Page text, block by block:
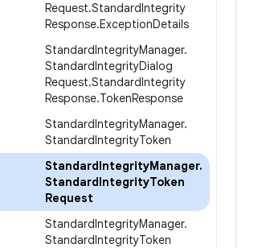
Request.StandardIntegrity
Response.ExceptionDetails
StandardIntegrityManager.
StandardIntegrityDialog
Request.StandardIntegrity
Response.TokenResponse
StandardIntegrityManager.
StandardIntegrityToken
StandardIntegrityManager.
StandardIntegrityToken
Request
StandardIntegrityManager.
StandardIntegrityToken